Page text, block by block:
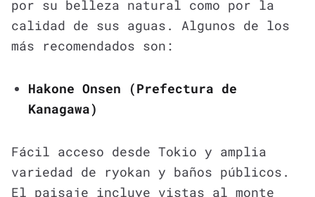
por su belleza natural como por la
calidad de sus aguas. Algunos de los
más recomendados son:
Hakone Onsen (Prefectura de
Kanagawa)
Fácil acceso desde Tokio y amplia
variedad de ryokan y baños públicos.
El paisaje incluye vistas al monte